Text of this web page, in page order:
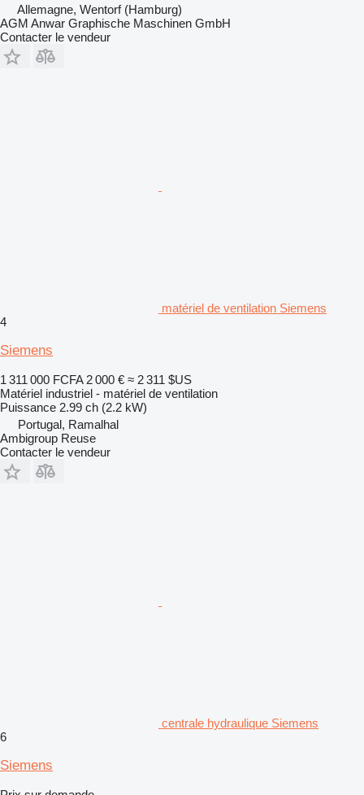
Allemagne, Wentorf (Hamburg)
AGM Anwar Graphische Maschinen GmbH
Contacter le vendeur
matériel de ventilation Siemens
4
Siemens
1 311 000 FCFA 2 000 € ≈ 2 311 $US
Matériel industriel - matériel de ventilation
Puissance 2.99 ch (2.2 kW)
Portugal, Ramalhal
Ambigroup Reuse
Contacter le vendeur
centrale hydraulique Siemens
6
Siemens